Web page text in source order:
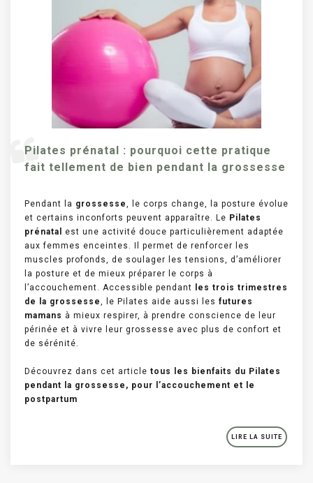
Pilates prénatal : pourquoi cette pratique
fait tellement de bien pendant la grossesse
Pendant la grossesse
, le corps change, la posture évolue
et certains inconforts peuvent apparaître. Le Pilates
prénatal
est une activité douce particulièrement adaptée
aux femmes enceintes. Il permet de renforcer les
muscles profonds, de soulager les tensions, d’améliorer
la posture et de mieux préparer le corps à
l’accouchement. Accessible pendant
les trois trimestres
de la grossesse
, le Pilates aide aussi les futures
mamans à mieux respirer, à prendre conscience de leur
périnée et à vivre leur grossesse avec plus de confort et
de sérénité.
Découvrez dans cet article tous les bienfaits du Pilates
pendant la grossesse, pour l’accouchement et le
postpartum
LIRE LA SUITE